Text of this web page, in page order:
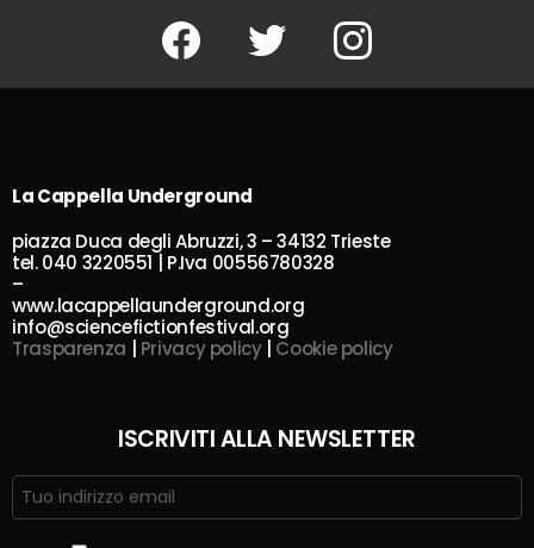
Facebook Twitter Instagram
La Cappella Underground
piazza Duca degli Abruzzi, 3 – 34132 Trieste
tel. 040 3220551 | P.Iva 00556780328
–
www.lacappellaunderground.org
info@sciencefictionfestival.org
Trasparenza | Privacy policy| Cookie policy
ISCRIVITI ALLA NEWSLETTER